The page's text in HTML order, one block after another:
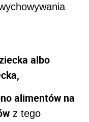
albo
alimentów na
z tego